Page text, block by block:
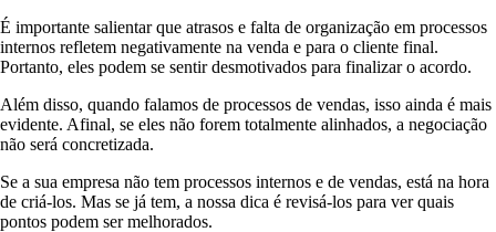
É importante salientar que atrasos e falta de organização em processos
internos refletem negativamente na venda e para o cliente final.
Portanto, eles podem se sentir desmotivados para finalizar o acordo.
Além disso, quando falamos de processos de vendas, isso ainda é mais
evidente. Afinal, se eles não forem totalmente alinhados, a negociação
não será concretizada.
Se a sua empresa não tem processos internos e de vendas, está na hora
de criá-los. Mas se já tem, a nossa dica é revisá-los para ver quais
pontos podem ser melhorados.